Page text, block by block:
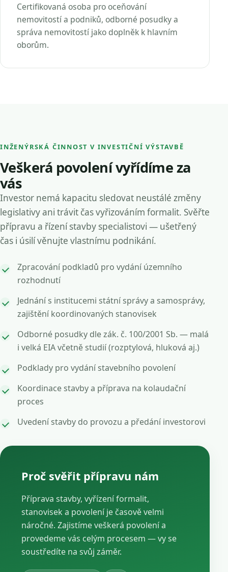
Certifikovaná osoba pro oceňování
nemovitostí a podniků, odborné posudky a
správa nemovitostí jako doplněk k hlavním
oborům.
INŽENÝRSKÁ ČINNOST V INVESTIČNÍ VÝSTAVBĚ
Veškerá povolení vyřídíme za
vás
Investor nemá kapacitu sledovat neustálé změny
legislativy ani trávit čas vyřizováním formalit. Svěřte
přípravu a řízení stavby specialistovi — ušetřený
čas i úsilí věnujte vlastnímu podnikání.
Zpracování podkladů pro vydání územního
rozhodnutí
Jednání s institucemi státní správy a samosprávy,
zajištění koordinovaných stanovisek
Odborné posudky dle zák. č. 100/2001 Sb. — malá
i velká EIA včetně studií (rozptylová, hluková aj.)
Podklady pro vydání stavebního povolení
Koordinace stavby a příprava na kolaudační
proces
Uvedení stavby do provozu a předání investorovi
Proč svěřit přípravu nám
Příprava stavby, vyřízení formalit,
stanovisek a povolení je časově velmi
náročné. Zajistíme veškerá povolení a
provedeme vás celým procesem — vy se
soustředíte na svůj záměr.